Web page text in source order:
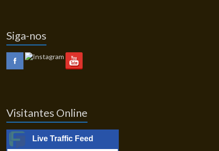
Siga-nos
Visitantes Online
Live Traffic Feed